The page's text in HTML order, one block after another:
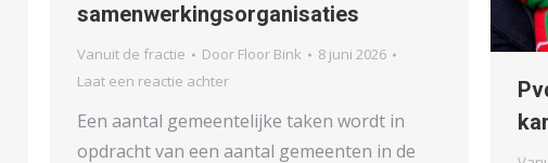
samenwerkingsorganisaties
Vanuit de fractie Door Floor Bink
8 juni 2026
Laat een reactie achter
Een aantal gemeentelijke taken wordt in
opdracht van een aantal gemeenten in de